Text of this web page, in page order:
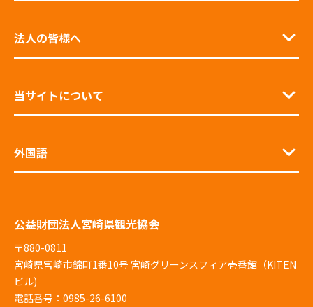
法人の皆様へ
当サイトについて
外国語
公益財団法人宮崎県観光協会
〒880-0811
宮崎県宮崎市錦町1番10号 宮崎グリーンスフィア壱番館（KITEN
ビル)
電話番号：0985-26-6100